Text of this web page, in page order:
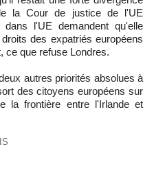
la Cour de justice de l'UE
l'UE demandent qu'elle
des expatriés européens
ce que refuse Londres.
autres priorités absolues à
des citoyens européens sur
la frontière entre l'Irlande et